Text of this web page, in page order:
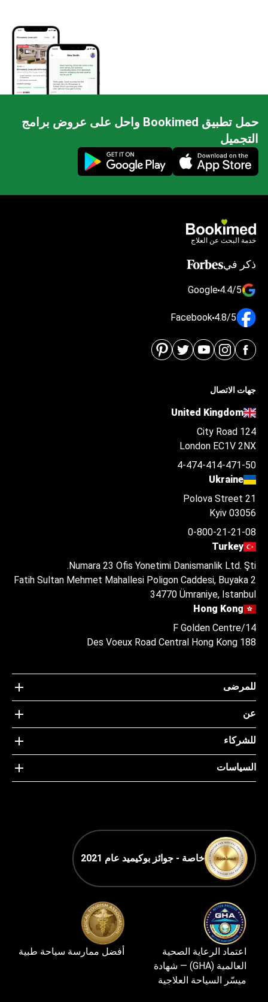
حمل تطبيق Bookimed واحل على عروض برامج
التجميل
Mobile app illustration
خدمة البحث عن العلاج
ذكر في
4.4/5
Google
4.8/5
Facebook
جهات الاتصال
United Kingdom
124 City Road
London EC1V 2NX
4-474-414-471-50
Ukraine
Polova Street 21
Kyiv 03056
0-800-21-21-08
Turkey
Numara 23 Ofis Yonetimi Danismanlik Ltd. Şti.
Fatih Sultan Mehmet Mahallesi Poligon Caddesi, Buyaka 2
34770 Ümraniye, Istanbul
Hong Kong
14/F Golden Centre
188 Des Voeux Road Central Hong Kong
للمرضى
عن
للشركاء
السياسات
خاصة - جوائز بوكيميد عام 2021
اعتماد الرعاية الصحية
العالمية (GHA) — شهادة
ميسّر السياحة العلاجية
أفضل ممارسة سياحة طبية